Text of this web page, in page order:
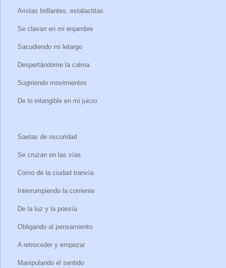
Aristas brillantes, estalactitas
Se clavan en mi enjambre
Sacudiendo mi letargo
Despertándome la calma
Sugiriendo movimientos
De lo intangible en mi juicio
Saetas de oscuridad
Se cruzan en las vías
Como de la ciudad tranvía
Interrumpiendo la corriente
De la luz y la poesía
Obligando al pensamiento
A retroceder y empezar
Manipulando el sentido